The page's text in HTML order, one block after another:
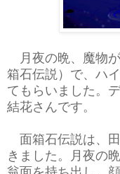
月夜の晩、魔物
箱石伝説）で、ハ
てもらいました。
結花さんです。
面箱石伝説は、
きました。月夜の